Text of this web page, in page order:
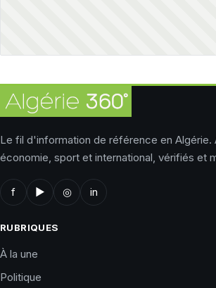
Le fil d'information de référence en Algérie.
économie, sport et international, vérifiés et
f ▶ ◎ in
RUBRIQUES
À la une
Politique